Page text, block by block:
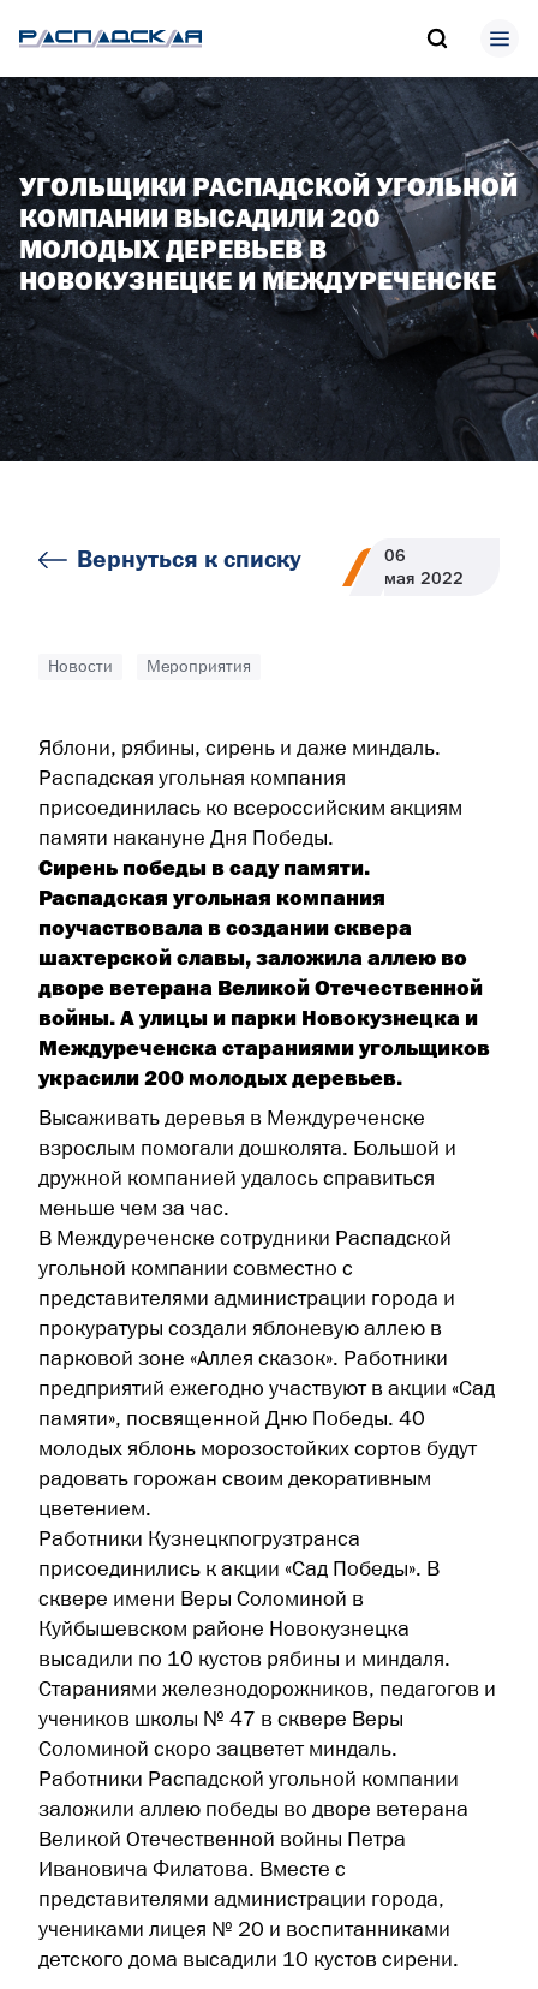
УГОЛЬЩИКИ РАСПАДСКОЙ УГОЛЬНОЙ
КОМПАНИИ ВЫСАДИЛИ 200
МОЛОДЫХ ДЕРЕВЬЕВ В
НОВОКУЗНЕЦКЕ И МЕЖДУРЕЧЕНСКЕ
Вернуться к списку
06
мая 2022
Новости Мероприятия
Яблони, рябины, сирень и даже миндаль.
Распадская угольная компания
присоединилась ко всероссийским акциям
памяти накануне Дня Победы.
Сирень победы в саду памяти.
Распадская угольная компания
поучаствовала в создании сквера
шахтерской славы, заложила аллею во
дворе ветерана Великой Отечественной
войны. А улицы и парки Новокузнецка и
Междуреченска стараниями угольщиков
украсили 200 молодых деревьев.
Высаживать деревья в Междуреченске
взрослым помогали дошколята. Большой и
дружной компанией удалось справиться
меньше чем за час.
В Междуреченске сотрудники Распадской
угольной компании совместно с
представителями администрации города и
прокуратуры создали яблоневую аллею в
парковой зоне «Аллея сказок». Работники
предприятий ежегодно участвуют в акции «Сад
памяти», посвященной Дню Победы. 40
молодых яблонь морозостойких сортов будут
радовать горожан своим декоративным
цветением.
Работники Кузнецкпогрузтранса
присоединились к акции «Сад Победы». В
сквере имени Веры Соломиной в
Куйбышевском районе Новокузнецка
высадили по 10 кустов рябины и миндаля.
Стараниями железнодорожников, педагогов и
учеников школы № 47 в сквере Веры
Соломиной скоро зацветет миндаль.
Работники Распадской угольной компании
заложили аллею победы во дворе ветерана
Великой Отечественной войны Петра
Ивановича Филатова. Вместе с
представителями администрации города,
учениками лицея № 20 и воспитанниками
детского дома высадили 10 кустов сирени.